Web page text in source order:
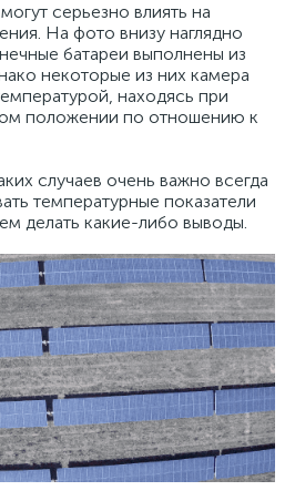
серьезно влиять на
На фото внизу наглядно
батареи выполнены из
некоторые из них камера
находясь при
положении по отношению к
случаев очень важно всегда
температурные показатели
делать какие-либо выводы.